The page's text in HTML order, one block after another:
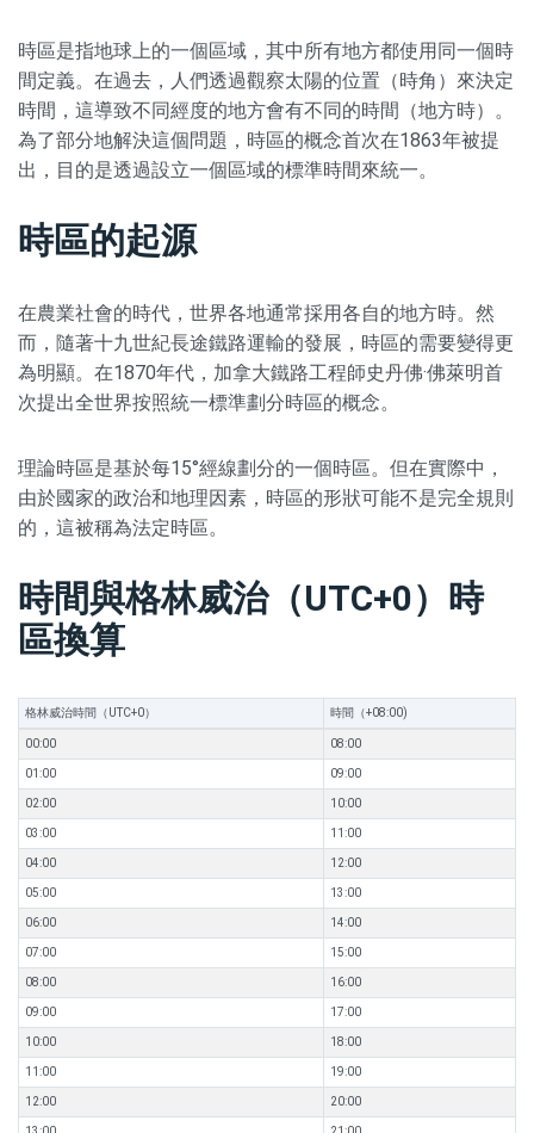
時區是指地球上的一個區域，其中所有地方都使用同一個時
間定義。在過去，人們透過觀察太陽的位置（時角）來決定
時間，這導致不同經度的地方會有不同的時間（地方時）。
為了部分地解決這個問題，時區的概念首次在1863年被提
出，目的是透過設立一個區域的標準時間來統一。
時區的起源
在農業社會的時代，世界各地通常採用各自的地方時。然
而，隨著十九世紀長途鐵路運輸的發展，時區的需要變得更
為明顯。在1870年代，加拿大鐵路工程師史丹佛·佛萊明首
次提出全世界按照統一標準劃分時區的概念。
理論時區是基於每15°經線劃分的一個時區。但在實際中，
由於國家的政治和地理因素，時區的形狀可能不是完全規則
的，這被稱為法定時區。
時間與格林威治（UTC+0）時
區換算
格林威治時間（UTC+0） 時間（+08:00)
00:00 08:00
01:00 09:00
02:00 10:00
03:00 11:00
04:00 12:00
05:00 13:00
06:00 14:00
07:00 15:00
08:00 16:00
09:00 17:00
10:00 18:00
11:00 19:00
12:00 20:00